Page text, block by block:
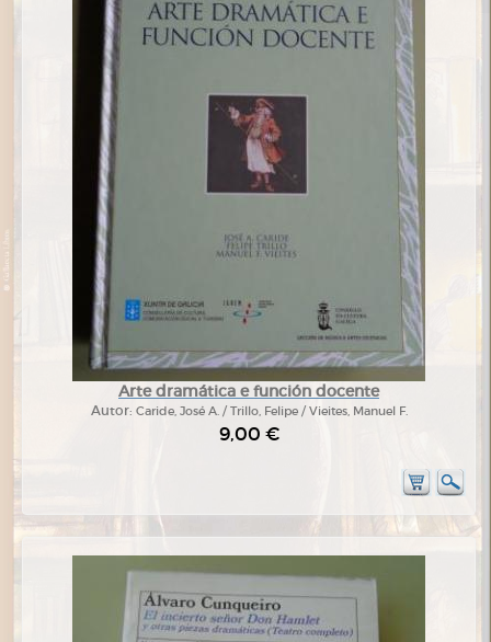
Arte dramática e función docente
Autor: Caride, José A. / Trillo, Felipe / Vieites, Manuel F.
9,00 €